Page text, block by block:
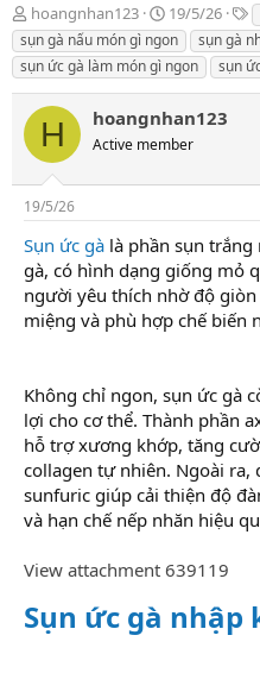
T
h
r
e
a
d
t
a
r
t
e
r
hoangnhan123
N
g
à
y
g
ử
i
19/5/26
T
a
g
s
sụn gà nấu món gì ngon
sụn gà
sụn ức gà làm món gì ngon
sụn
H hoangnhan123
Active member
19/5/26
Sụn ức gà là phần sụn trắng
gà, có hình dạng giống mỏ
người yêu thích nhờ độ
miệng và phù hợp chế biến
Không chỉ ngon, sụn ức gà
lợi cho cơ thể. Thành phần
hỗ trợ xương khớp, tăng
collagen tự nhiên. Ngoài ra,
sunfuric giúp cải thiện độ
và hạn chế nếp nhăn hiệu
View attachment 639119
Sụn ức gà nhập